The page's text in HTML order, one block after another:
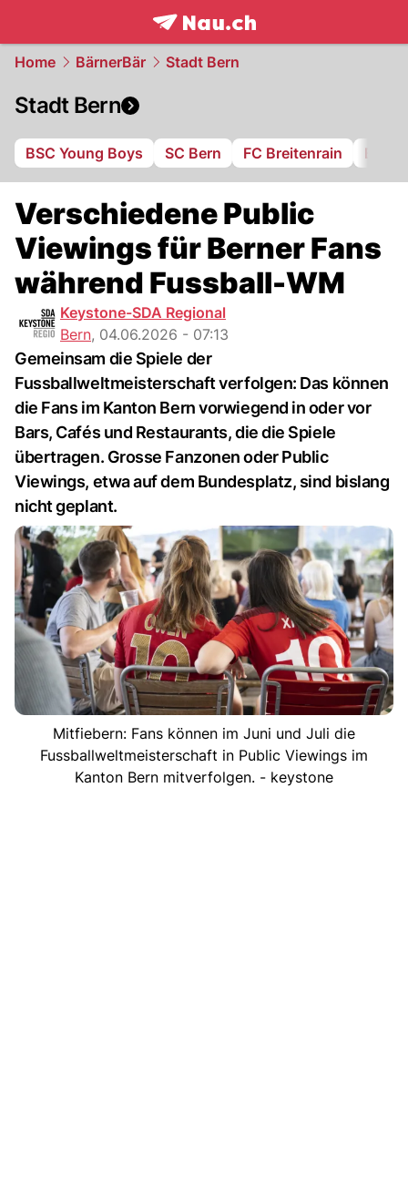
frontpage.NAU.ch
Home BärnerBär Stadt Bern
Stadt Bern
BSC Young Boys SC Bern FC Breitenrain BSV
Verschiedene Public
Viewings für Berner Fans
während Fussball-WM
Keystone-SDA Regional
Bern, 04.06.2026 - 07:13
Gemeinsam die Spiele der
Fussballweltmeisterschaft verfolgen: Das können
die Fans im Kanton Bern vorwiegend in oder vor
Bars, Cafés und Restaurants, die die Spiele
übertragen. Grosse Fanzonen oder Public
Viewings, etwa auf dem Bundesplatz, sind bislang
nicht geplant.
Mitfiebern: Fans können im Juni und Juli die
Fussballweltmeisterschaft in Public Viewings im
Kanton Bern mitverfolgen. - keystone